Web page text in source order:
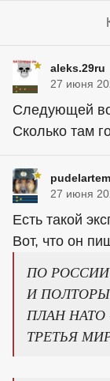
aleks.29ru
27 июня
Следующей
Сколько там
27 июня
Есть такой
Вот, что он
ПО РОССИИ
И
ПЛАН НАТО
ТРЕТЬЯ